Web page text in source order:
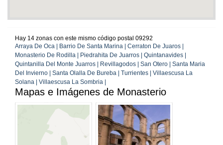
Hay 14 zonas con este mismo código postal 09292
Arraya De Oca | Barrio De Santa Marina | Cerraton De Juaros |
Monasterio De Rodilla | Piedrahita De Juarros | Quintanavides |
Quintanilla Del Monte Juarros | Revillagodos | San Otero | Santa Maria
Del Invierno | Santa Olalla De Bureba | Turrientes | Villaescusa La
Solana | Villaescusa La Sombria |
Mapas e Imágenes de Monasterio